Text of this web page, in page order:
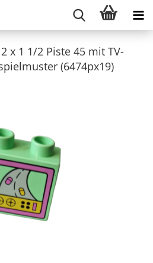
x 1 1/2 Piste 45 mit TV-
(6474px19)